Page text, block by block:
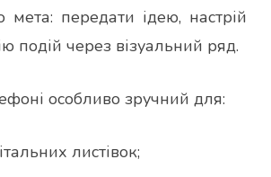
мета: передати ідею, настрій
подій через візуальний ряд.
особливо зручний для:
листівок;